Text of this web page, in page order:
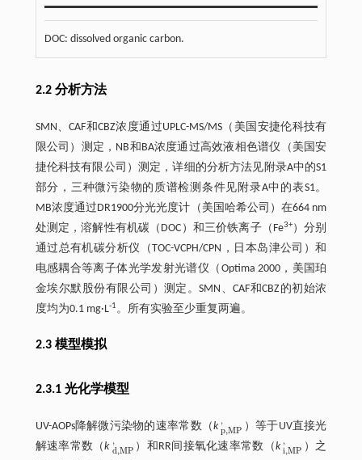
DOC: dissolved organic carbon.
2.2 分析方法
SMN、CAF和CBZ浓度通过UPLC-MS/MS（美国安捷伦科技有
限公司）测定，NB和BA浓度通过高效液相色谱仪（美国安
捷伦科技有限公司）测定，详细的分析方法见附录A中的S1
部分，三种微污染物的质谱检测条件见附录A中的表S1。
MB浓度通过DR1900分光光度计（美国哈希公司）在664 nm
处测定，溶解性有机碳（DOC）和三价铁离子（Fe3+）分别
通过总有机碳分析仪（TOC-VCPH/CPN，日本岛津公司）和
电感耦合等离子体光学发射光谱仪（Optima 2000，美国珀
金埃尔默股份有限公司）测定。SMN、CAF和CBZ的初始浓
度均为0.1 mg·L-1。所有实验至少重复两遍。
2.3 模型模拟
2.3.1 光化学模型
UV-AOPs降解微污染物的速率常数（k 'p,MP
p ,MP '）等于UV直接光
解速率常数（k 'd,MP
d ,MP '）和RR间接氧化速率常数（k 'i,MP
i ,MP '）之